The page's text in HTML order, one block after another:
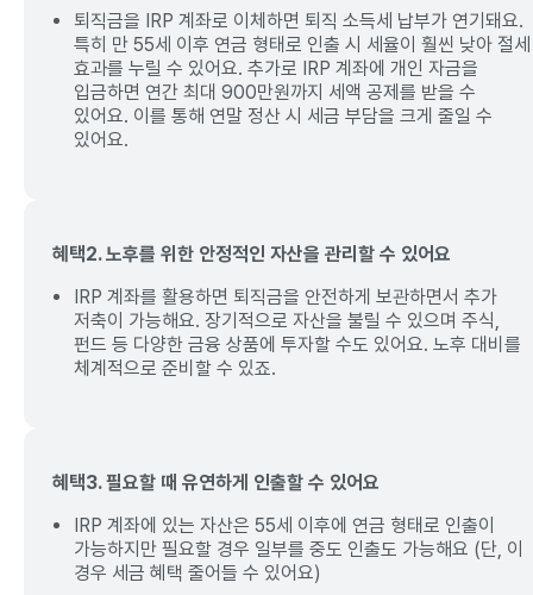
퇴직금을 IRP 계좌로 이체하면 퇴직 소득세 납부가 연기돼요.
특히 만 55세 이후 연금 형태로 인출 시 세율이 훨씬 낮아 절세
효과를 누릴 수 있어요. 추가로 IRP 계좌에 개인 자금을
입금하면 연간 최대 900만원까지 세액 공제를 받을 수
있어요. 이를 통해 연말 정산 시 세금 부담을 크게 줄일 수
있어요.
혜택2. 노후를 위한 안정적인 자산을 관리할 수 있어요
IRP 계좌를 활용하면 퇴직금을 안전하게 보관하면서 추가
저축이 가능해요. 장기적으로 자산을 불릴 수 있으며 주식,
펀드 등 다양한 금융 상품에 투자할 수도 있어요. 노후 대비를
체계적으로 준비할 수 있죠.
혜택3. 필요할 때 유연하게 인출할 수 있어요
IRP 계좌에 있는 자산은 55세 이후에 연금 형태로 인출이
가능하지만 필요할 경우 일부를 중도 인출도 가능해요 (단, 이
경우 세금 혜택 줄어들 수 있어요)